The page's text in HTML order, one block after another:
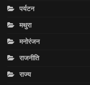
पर्यटन
मथुरा
मनोरंजन
राजनीति
राज्य